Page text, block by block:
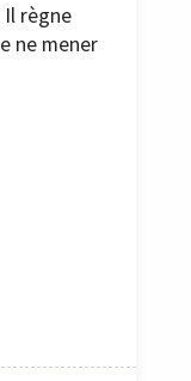
Il règne
ne mener